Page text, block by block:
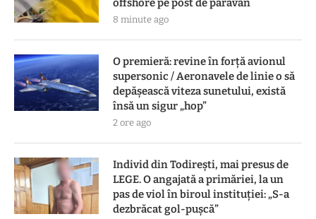
8 minute ago
O premieră: revine în forță avionul
supersonic / Aeronavele de linie o să
depășească viteza sunetului, există
însă un sigur „hop”
2 ore ago
Individ din Todirești, mai presus de
LEGE. O angajată a primăriei, la un
pas de viol în biroul instituției: „S-a
dezbrăcat gol-pușcă”